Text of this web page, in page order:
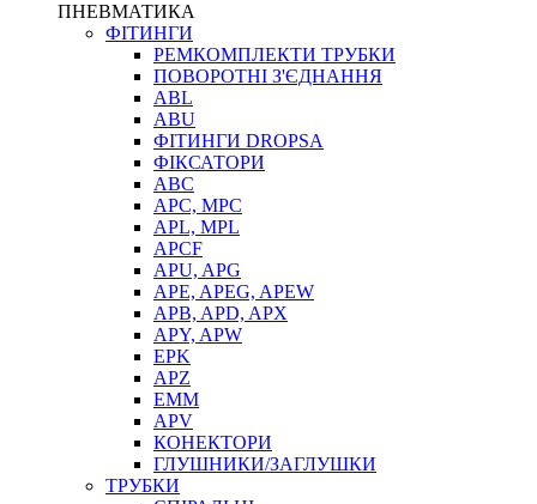
ПНЕВМАТИКА
ФІТИНГИ
РЕМКОМПЛЕКТИ ТРУБКИ
ПОВОРОТНІ З'ЄДНАННЯ
ABL
ABU
ФІТИНГИ DROPSA
ФІКСАТОРИ
ABC
APC, MPC
APL, MPL
APCF
APU, APG
APE, APEG, APEW
APB, APD, APX
APY, APW
EPK
APZ
EMM
APV
КОНЕКТОРИ
ГЛУШНИКИ/ЗАГЛУШКИ
ТРУБКИ